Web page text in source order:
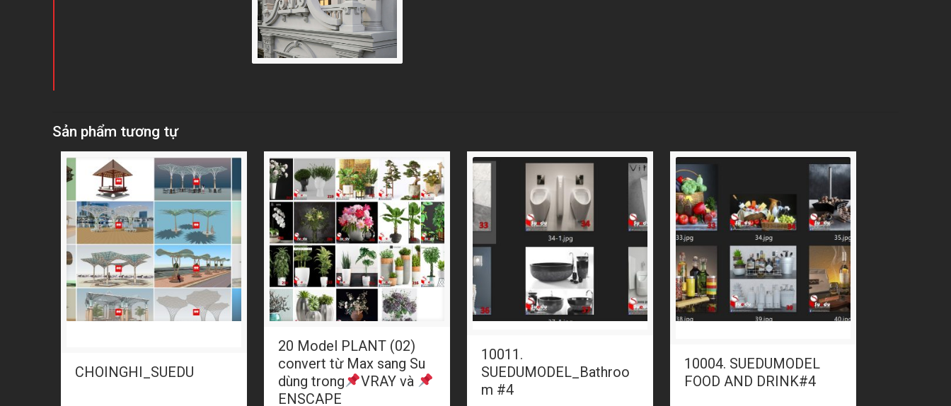
Sản phẩm tương tự
CHOINGHI_SUEDU
20 Model PLANT (02)
convert từ Max sang Su
dùng trong
VRAY và
ENSCAPE
10011.
SUEDUMODEL_Bathroo
m #4
10004. SUEDUMODEL
FOOD AND DRINK#4